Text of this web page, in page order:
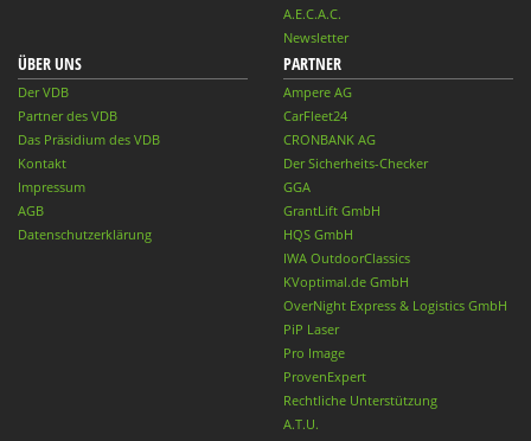
A.E.C.A.C.
Newsletter
ÜBER UNS
Der VDB
Partner des VDB
Das Präsidium des VDB
Kontakt
Impressum
AGB
Datenschutzerklärung
PARTNER
Ampere AG
CarFleet24
CRONBANK AG
Der Sicherheits-Checker
GGA
GrantLift GmbH
HQS GmbH
IWA OutdoorClassics
KVoptimal.de GmbH
OverNight Express & Logistics GmbH
PiP Laser
Pro Image
ProvenExpert
Rechtliche Unterstützung
A.T.U.